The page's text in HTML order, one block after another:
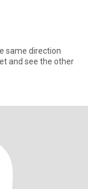
same direction
and see the other